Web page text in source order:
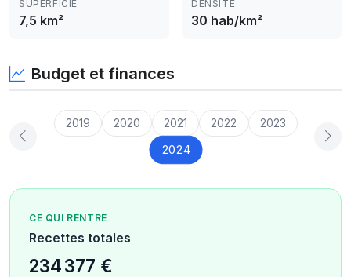
SUPERFICIE
7,5 km²
DENSITÉ
30 hab/km²
Budget et finances
2019 2020 2021 2022 2023
2024
CE QUI RENTRE
Recettes totales
234 377 €